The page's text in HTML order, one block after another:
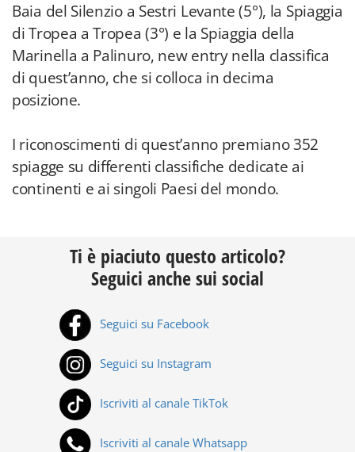
Baia del Silenzio a Sestri Levante (5°), la Spiaggia
di Tropea a Tropea (3°) e la Spiaggia della
Marinella a Palinuro, new entry nella classifica
di quest’anno, che si colloca in decima
posizione.
I riconoscimenti di quest’anno premiano 352
spiagge su differenti classifiche dedicate ai
continenti e ai singoli Paesi del mondo.
Ti è piaciuto questo articolo?
Seguici anche sui social
Seguici su Facebook
Seguici su Instagram
Iscriviti al canale TikTok
Iscriviti al canale Whatsapp